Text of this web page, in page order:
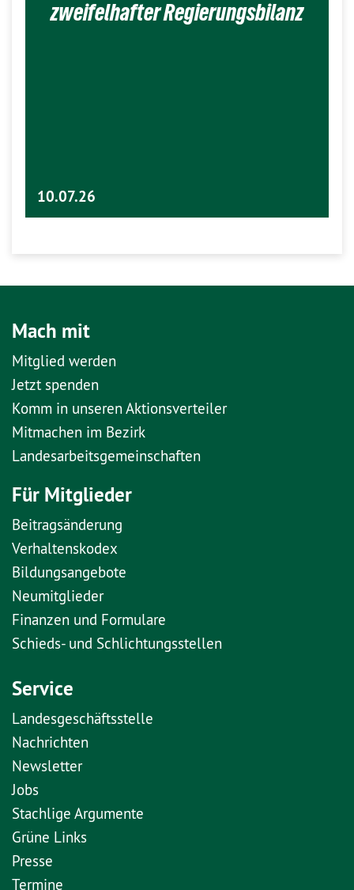
zweifelhafter Regierungsbilanz
10.07.26
Mach mit
Mitglied werden
Jetzt spenden
Komm in unseren Aktionsverteiler
Mitmachen im Bezirk
Landesarbeitsgemeinschaften
Für Mitglieder
Beitragsänderung
Verhaltenskodex
Bildungsangebote
Neumitglieder
Finanzen und Formulare
Schieds- und Schlichtungsstellen
Service
Landesgeschäftsstelle
Nachrichten
Newsletter
Jobs
Stachlige Argumente
Grüne Links
Presse
Termine